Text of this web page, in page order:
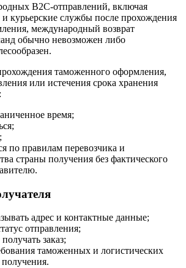
B2C-отправлений, включая
и курьерские службы после прохождения
международный возврат
обычно невозможен либо
таможенного оформления,
или истечения срока хранения
время;
по правилам перевозчика и
страны получения без фактического
адрес и контактные данные;
отправления;
заказ;
таможенных и логистических